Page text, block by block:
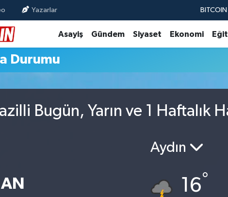
Yazarlar BITCOIN
Asayiş Gündem Siyaset Ekonomi
Durumu
Bugün, Yarın ve 1 Haftalık
Aydın
16°